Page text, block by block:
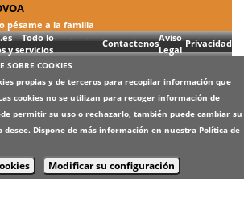
pésame a la familia
Todo lo
y servicios
ContactenosAviso
Legal
Privacidad
SOBRE COOKIES
propias y de terceros para recopilar información que
cookies no se utilizan para recoger información de
permitir su uso o rechazarlo, también puede cambiar su
Dispone de más información en nuestra Política de